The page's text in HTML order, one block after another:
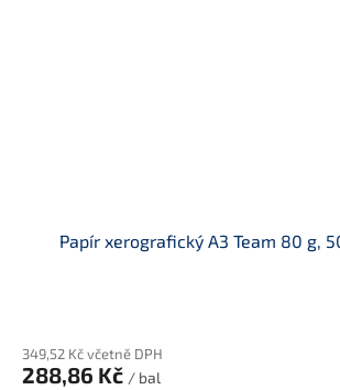
Papír xerografický A3 Team 80 g,
349,52 Kč včetně DPH
288,86 Kč / bal